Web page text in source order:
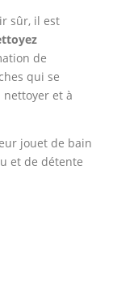
sûr, il est
de
qui se
et à
jouet de bain
et de détente